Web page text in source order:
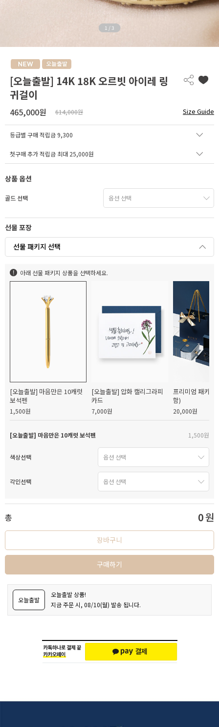
1 / 3
[오늘출발] 14K 18K 오르빗 아이레 링
귀걸이
465,000원 614,000원 Size Guide
등급별 구매 적립금 9,300
첫구매 추가 적립금 최대 25,000원
상품 옵션
골드 선택
선물 포장
선물 패키지 선택
아래 선물 패키지 상품을 선택하세요.
[오늘출발] 마음만은 10캐럿
보석펜
1,500원
[오늘출발] 압화 캘리그라피
카드
7,000원
프리미엄 패키지
함)
20,000원
[오늘출발] 마음만은 10캐럿 보석펜 1,500원
색상선택
각인선택
총 0원
장바구니
구매하기
오늘출발
오늘출발 상품!
지금 주문 시, 08/10(월) 발송 됩니다.